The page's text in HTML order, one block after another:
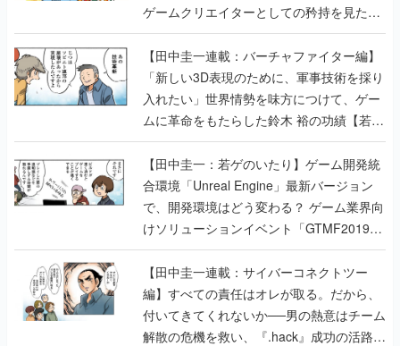
ゲームクリエイターとしての矜持を見た
【若ゲのいたり最終回】
【田中圭一連載：バーチャファイター編】
「新しい3D表現のために、軍事技術を採り
入れたい」世界情勢を味方につけて、ゲー
ムに革命をもたらした鈴木 裕の功績【若ゲ
のいたり】
【田中圭一：若ゲのいたり】ゲーム開発統
合環境「Unreal Engine」最新バージョン
で、開発環境はどう変わる？ ゲーム業界向
けソリューションイベント「GTMF2019」
に行って、より理解を深めよう【PR】
【田中圭一連載：サイバーコネクトツー
編】すべての責任はオレが取る。だから、
付いてきてくれないか──男の熱意はチーム
解散の危機を救い、『.hack』成功の活路を